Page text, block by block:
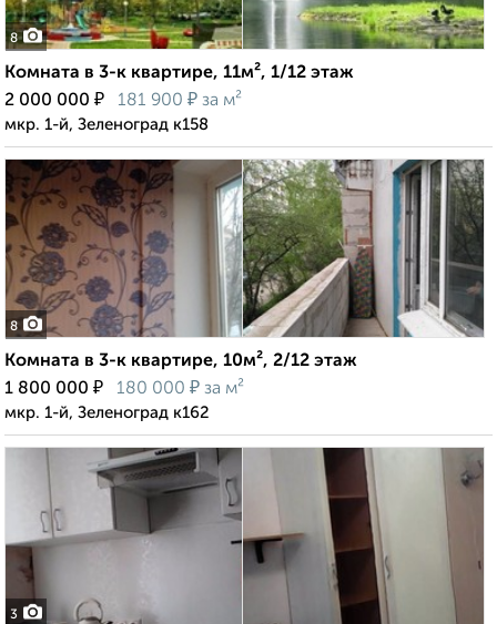
8
Комната в 3-к квартире, 11м², 1/12 этаж
2 000 000 ₽ 181 900 ₽ за м²
мкр. 1-й, Зеленоград к158
8
Комната в 3-к квартире, 10м², 2/12 этаж
1 800 000 ₽ 180 000 ₽ за м²
мкр. 1-й, Зеленоград к162
3